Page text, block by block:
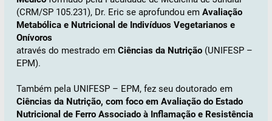
(CRM/SP 105.231), Dr. Eric se aprofundou em Avaliação
Metabólica e Nutricional de Indivíduos Vegetarianos e
Onívoros
através do mestrado em Ciências da Nutrição (UNIFESP –
EPM).
Também pela UNIFESP – EPM, fez seu doutorado em
Ciências da Nutrição, com foco em Avaliação do Estado
Nutricional de Ferro Associado à Inflamação e Resistência